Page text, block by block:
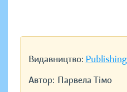
Видавництво:
Автор: Парвела Тімо